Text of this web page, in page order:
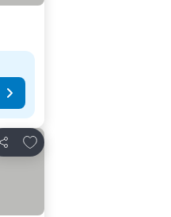
Κοινοποίηση
Προσθήκη στα